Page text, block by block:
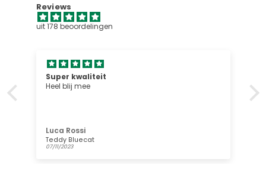
Reviews
uit 178 beoordelingen
Super kwaliteit
Heel blij mee
Luca Rossi
Teddy Bluecat
07/11/2023